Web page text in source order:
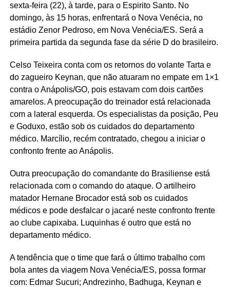
sexta-feira (22), à tarde, para o Espirito Santo. No
domingo, às 15 horas, enfrentará o Nova Venécia, no
estádio Zenor Pedroso, em Nova Venécia/ES. Será a
primeira partida da segunda fase da série D do brasileiro.
Celso Teixeira conta com os retornos do volante Tarta e
do zagueiro Keynan, que não atuaram no empate em 1×1
contra o Anápolis/GO, pois estavam com dois cartões
amarelos. A preocupação do treinador está relacionada
com a lateral esquerda. Os especialistas da posição, Peu
e Goduxo, estão sob os cuidados do departamento
médico. Marcílio, recém contratado, chegou a iniciar o
confronto frente ao Anápolis.
Outra preocupação do comandante do Brasiliense está
relacionada com o comando do ataque. O artilheiro
matador Hernane Brocador está sob os cuidados
médicos e pode desfalcar o jacaré neste confronto frente
ao clube capixaba. Luquinhas é outro que está no
departamento médico.
A tendência que o time que fará o último trabalho com
bola antes da viagem Nova Venécia/ES, possa formar
com: Edmar Sucuri; Andrezinho, Badhuga, Keynan e